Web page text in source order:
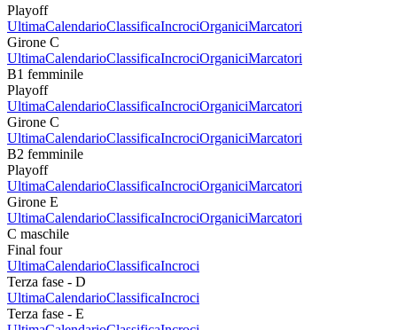
Playoff
UltimaCalendarioClassificaIncrociOrganiciMarcatori
Girone C
UltimaCalendarioClassificaIncrociOrganiciMarcatori
B1 femminile
Playoff
UltimaCalendarioClassificaIncrociOrganiciMarcatori
Girone C
UltimaCalendarioClassificaIncrociOrganiciMarcatori
B2 femminile
Playoff
UltimaCalendarioClassificaIncrociOrganiciMarcatori
Girone E
UltimaCalendarioClassificaIncrociOrganiciMarcatori
C maschile
Final four
UltimaCalendarioClassificaIncroci
Terza fase - D
UltimaCalendarioClassificaIncroci
Terza fase - E